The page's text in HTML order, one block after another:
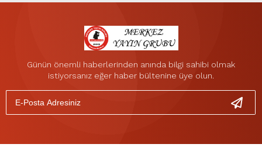
Günün önemli haberlerinden anında bilgi sahibi olmak
istiyorsanız eğer haber bültenine üye olun.